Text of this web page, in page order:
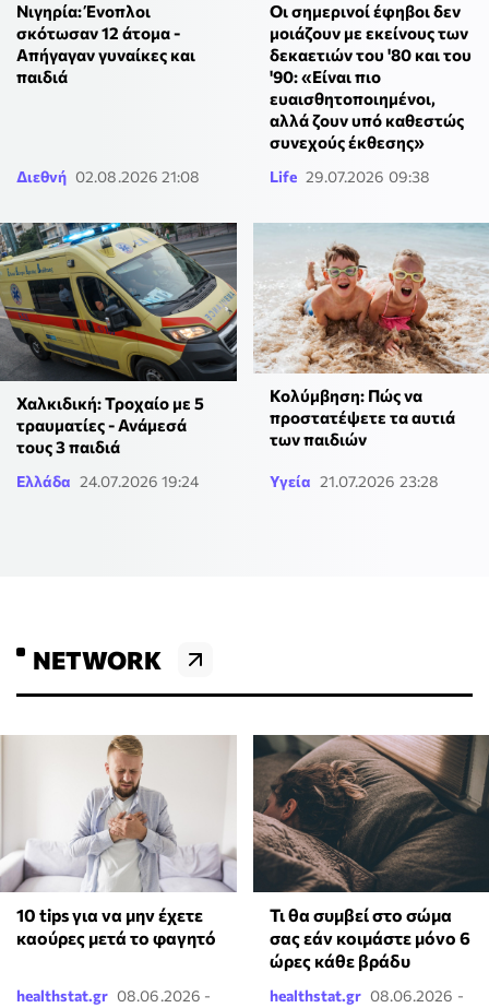
Νιγηρία: Ένοπλοι
σκότωσαν 12 άτομα -
Απήγαγαν γυναίκες και
παιδιά
Διεθνή 02.08.2026 21:08
Οι σημερινοί έφηβοι δεν
μοιάζουν με εκείνους των
δεκαετιών του '80 και του
'90: «Είναι πιο
ευαισθητοποιημένοι,
αλλά ζουν υπό καθεστώς
συνεχούς έκθεσης»
Life 29.07.2026 09:38
Χαλκιδική: Τροχαίο με 5
τραυματίες - Ανάμεσά
τους 3 παιδιά
Ελλάδα 24.07.2026 19:24
Κολύμβηση: Πώς να
προστατέψετε τα αυτιά
των παιδιών
Υγεία 21.07.2026 23:28
NETWORK
10 tips για να μην έχετε
καούρες μετά το φαγητό
healthstat.gr 08.06.2026 -
Τι θα συμβεί στο σώμα
σας εάν κοιμάστε μόνο 6
ώρες κάθε βράδυ
healthstat.gr 08.06.2026 -